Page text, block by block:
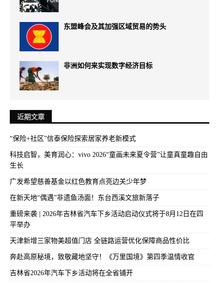
东盟峰会及其加强区域贸易的势头
非洲如何来实现数字经济目标
近期文章
“保险+社区”信泰保险探索居家养老新模式
科技启智，美育润心：vivo 2026“童画未来夏令营”让童真童趣自由
生长
广发希望慈善基金以红色教育点亮边关少年梦
在新天地“偶遇”非遗鱼汤面！东台西溪文旅新落子
重磅来袭 | 2026年吉林省汽车下乡活动启动仪式将于8月12日在四
平举办
天津新增三家物美超值门店 全链路运营优化保障商品性价比
奔赴高原秘境，致敬藏地坚守！《万里国境》第四季温情收官
吉林省2026年汽车下乡活动将在全省铺开